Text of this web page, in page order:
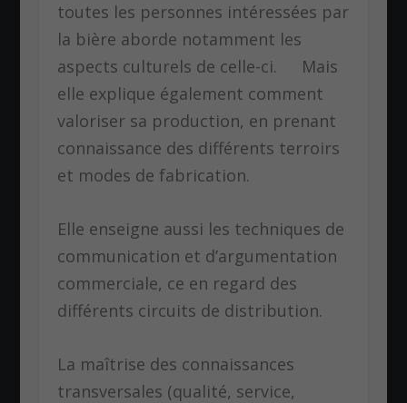
toutes les personnes intéressées par
la bière aborde notamment les
aspects culturels de celle-ci. Mais
elle explique également comment
valoriser sa production, en prenant
connaissance des différents terroirs
et modes de fabrication.
Elle enseigne aussi les techniques de
communication et d’argumentation
commerciale, ce en regard des
différents circuits de distribution.
La maîtrise des connaissances
transversales (qualité, service,